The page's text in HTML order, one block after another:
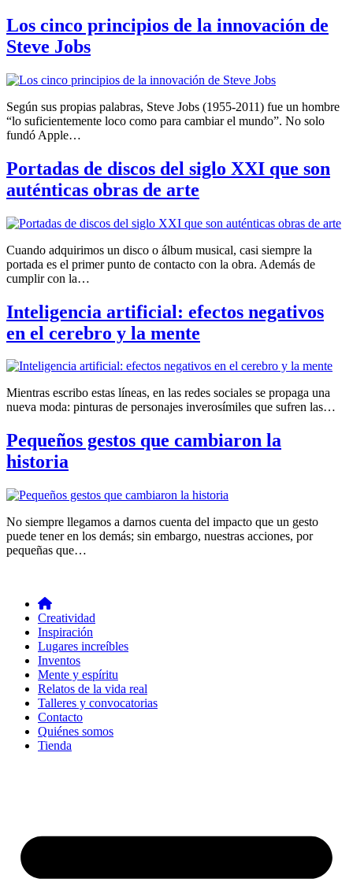
Los cinco principios de la innovación de
Steve Jobs
Según sus propias palabras, Steve Jobs (1955-2011) fue un hombre
“lo suficientemente loco como para cambiar el mundo”. No solo
fundó Apple…
Portadas de discos del siglo XXI que son
auténticas obras de arte
Cuando adquirimos un disco o álbum musical, casi siempre la
portada es el primer punto de contacto con la obra. Además de
cumplir con la…
Inteligencia artificial: efectos negativos
en el cerebro y la mente
Mientras escribo estas líneas, en las redes sociales se propaga una
nueva moda: pinturas de personajes inverosímiles que sufren las…
Pequeños gestos que cambiaron la
historia
No siempre llegamos a darnos cuenta del impacto que un gesto
puede tener en los demás; sin embargo, nuestras acciones, por
pequeñas que…
Creatividad
Inspiración
Lugares increíbles
Inventos
Mente y espíritu
Relatos de la vida real
Talleres y convocatorias
Contacto
Quiénes somos
Tienda